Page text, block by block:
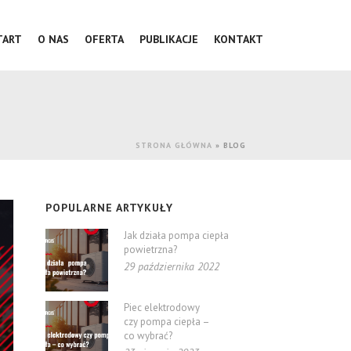
O NAS OFERTA PUBLIKACJE KONTAKT
STRONA GŁÓWNA » BLOG
POPULARNE ARTYKUŁY
Jak działa pompa ciepła
powietrzna?
29 października 2022
Piec elektrodowy
czy pompa ciepła –
co wybrać?